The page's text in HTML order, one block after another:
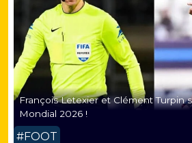
François Letexier et Clément Turpin
Mondial 2026 !
#FOOT